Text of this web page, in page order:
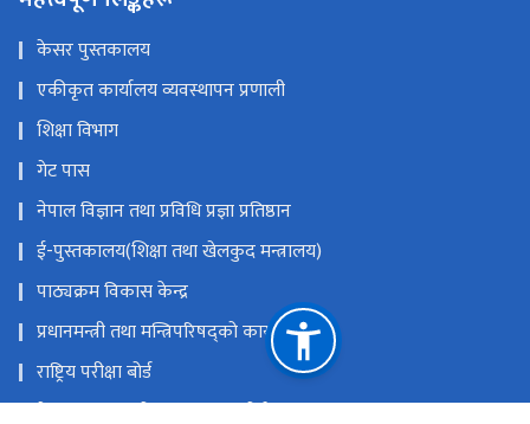
केसर पुस्तकालय
एकीकृत कार्यालय व्यवस्थापन प्रणाली
शिक्षा विभाग
गेट पास
नेपाल विज्ञान तथा प्रविधि प्रज्ञा प्रतिष्ठान
ई-पुस्तकालय(शिक्षा तथा खेलकुद मन्त्रालय)
पाठ्यक्रम विकास केन्द्र
प्रधानमन्त्री तथा मन्त्रिपरिषद्को कार्यालय
राष्ट्रिय परीक्षा बोर्ड
नेपाल सरकारको आधिकारिक पोर्टल